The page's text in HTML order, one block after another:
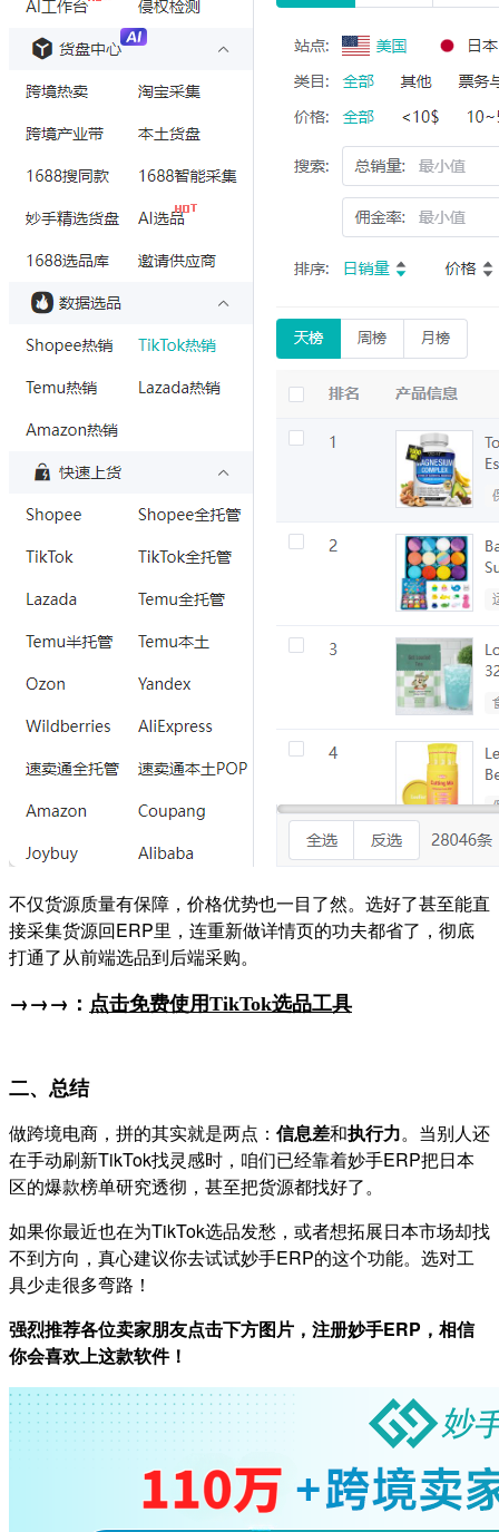
不仅货源质量有保障，价格优势也一目了然。选好了甚至能直
接采集货源回ERP里，连重新做详情页的功夫都省了，彻底
打通了从前端选品到后端采购。
→→→： 点击免费使用TikTok选品工具
二、总结
做跨境电商，拼的其实就是两点： 信息差和执行力。当别人还
在手动刷新TikTok找灵感时，咱们已经靠着妙手ERP把日本
区的爆款榜单研究透彻，甚至把货源都找好了。
如果你最近也在为TikTok选品发愁，或者想拓展日本市场却找
不到方向，真心建议你去试试妙手ERP的这个功能。选对工
具少走很多弯路！
强烈推荐各位卖家朋友点击下方图片，注册妙手ERP，相信
你会喜欢上这款软件！